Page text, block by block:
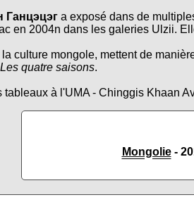
Ганцэцэг a exposé dans de
en 2004n dans les galeries Ulzii.
culture mongole, mettent de
Les quatre saisons.
à l'UMA - Chinggis Khaan
Mongolie-